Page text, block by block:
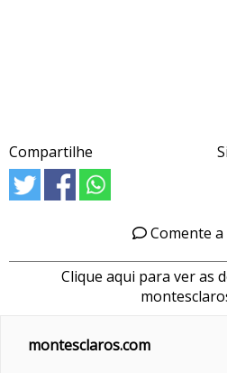
Compartilhe
Comente a
Clique aqui para ver as
montesclaros.com